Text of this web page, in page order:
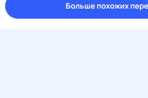
Больше похожих